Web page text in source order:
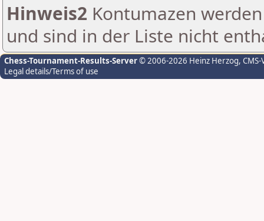
Hinweis2 Kontumazen
und sind in der Liste nicht
Chess-Tournament-Results-Server© 2006-2026 Heinz Herzog,
Legal details/Terms of use